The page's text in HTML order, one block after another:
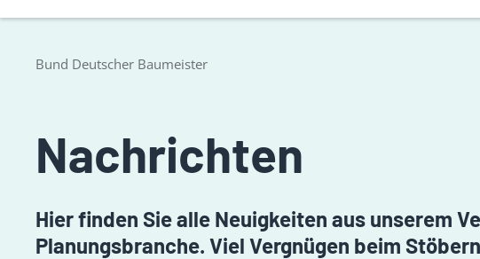
Bund Deutscher Baumeister
Nachrichten
Hier finden Sie alle Neuigkeiten aus unserem
Planungsbranche. Viel Vergnügen beim